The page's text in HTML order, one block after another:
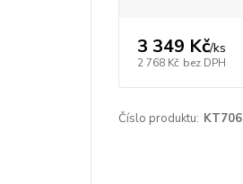
3 349 Kč/ks
2 768 Kč bez DPH
Číslo produktu: KT706